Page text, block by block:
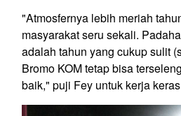
"Atmosfernya lebih meriah
masyarakat seru sekali.
adalah tahun yang cukup sulit
Bromo KOM tetap bisa
baik," puji Fey untuk kerja